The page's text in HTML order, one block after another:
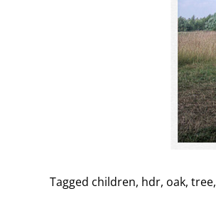
Tagged children, hdr, oak, tree,